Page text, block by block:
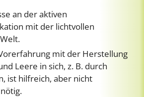
an der aktiven
mit der lichtvollen
mit der Herstellung
Leere in sich, z. B. durch
ist hilfreich, aber nicht